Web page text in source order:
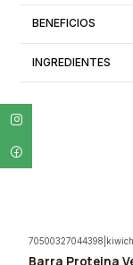
BENEFICIOS
INGREDIENTES
70500327044398
Barra Proteina